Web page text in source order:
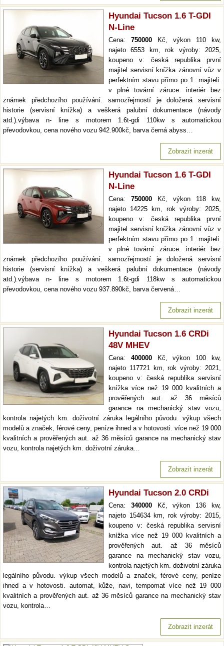
Hyundai Tucson 1.6 T-GDI
N-Line
Cena: 750000 Kč, výkon 110 kw,
najeto 6553 km, rok výroby: 2025,
koupeno v: česká republika první
majitel servisní knížka zánovní vůz v
perfektním stavu přímo po 1. majiteli.
v plné tovární záruce. interiér bez
známek předchozího používání. samozřejmostí je doložená servisní
historie (servisní knížka) a veškerá palubní dokumentace (návody
atd.).výbava n- line s motorem 1.6t-gdi 110kw s automatickou
převodovkou, cena nového vozu 942.900kč, barva černá abyss…
Zobrazit inzerát
Hyundai Tucson 1.6 T-GDI
N-Line
Cena: 750000 Kč, výkon 118 kw,
najeto 14225 km, rok výroby: 2025,
koupeno v: česká republika první
majitel servisní knížka zánovní vůz v
perfektním stavu přímo po 1. majiteli.
v plné tovární záruce. interiér bez
známek předchozího používání. samozřejmostí je doložená servisní
historie (servisní knížka) a veškerá palubní dokumentace (návody
atd.).výbava n- line s motorem 1.6t-gdi 118kw s automatickou
převodovkou, cena nového vozu 937.890kč, barva červená…
Zobrazit inzerát
Hyundai Tucson 1.6 CRDi
48V MHEV
Cena: 400000Kč, výkon 100 kw,
najeto 117721 km, rok výroby: 2021,
koupeno v: česká republika servisní
knížka více než 19 000 kvalitních a
prověřených aut. až 36 měsíců
garance na mechanický stav vozu,
kontrola najetých km. doživotní záruka legálního původu. výkup všech
modelů a značek, férové ceny, peníze ihned a v hotovosti. více než 19 000
kvalitních a prověřených aut. až 36 měsíců garance na mechanický stav
vozu, kontrola najetých km. doživotní záruka…
Zobrazit inzerát
Hyundai Tucson 2.0 CRDi
Cena: 340000Kč, výkon 136 kw,
najeto 154634 km, rok výroby: 2015,
koupeno v: česká republika servisní
knížka více než 19 000 kvalitních a
prověřených aut. až 36 měsíců
garance na mechanický stav vozu,
kontrola najetých km. doživotní záruka
legálního původu. výkup všech modelů a značek, férové ceny, peníze
ihned a v hotovosti. automat, kůže, navi, tempomat více než 19 000
kvalitních a prověřených aut. až 36 měsíců garance na mechanický stav
vozu, kontrola…
Zobrazit inzerát